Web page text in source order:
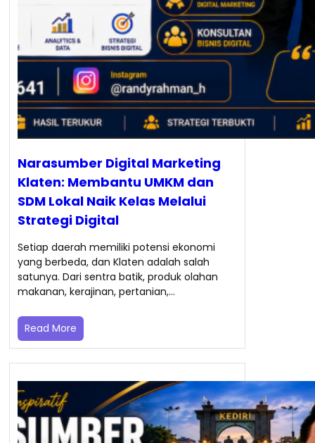
Narasumber Digital Marketing
Klaten: Membantu UMKM dan
SDM Lokal Naik Kelas Melalui
Strategi Digital
Setiap daerah memiliki potensi ekonomi
yang berbeda, dan Klaten adalah salah
satunya. Dari sentra batik, produk olahan
makanan, kerajinan, pertanian,…
Read More